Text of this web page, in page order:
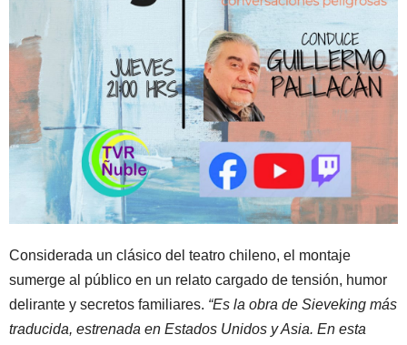
Considerada un clásico del teatro chileno, el montaje
sumerge al público en un relato cargado de tensión, humor
delirante y secretos familiares. “Es la obra de Sieveking más
traducida, estrenada en Estados Unidos y Asia. En esta